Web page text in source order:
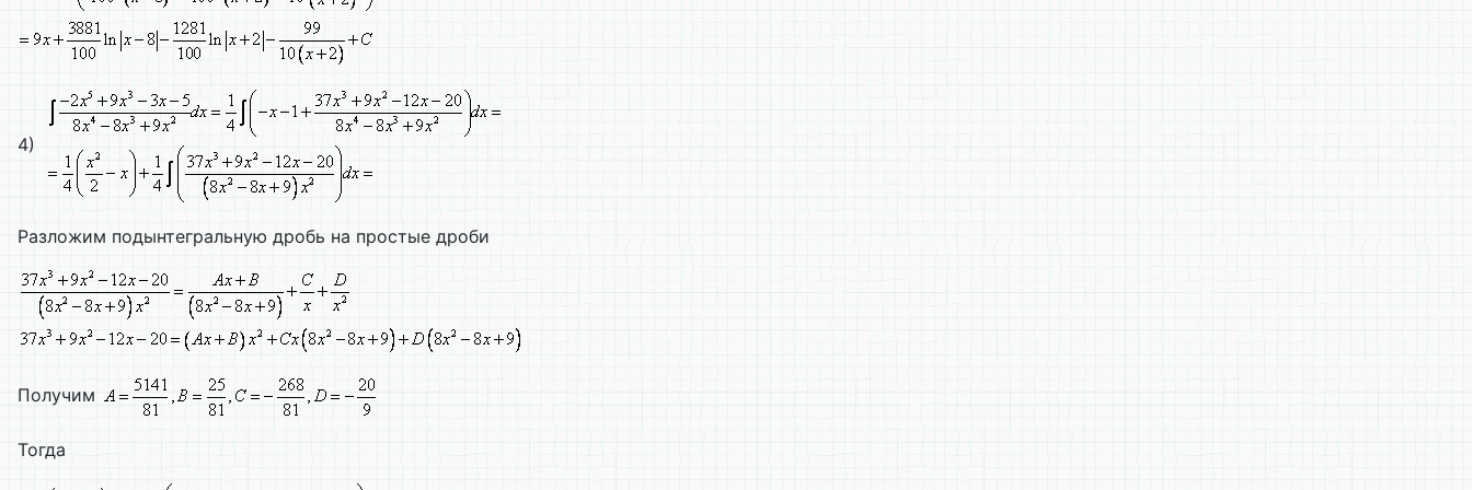
4)
Разложим подынтегральную дробь на простые дроби
Получим
Тогда